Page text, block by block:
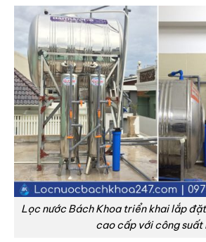
Lọc nước Bách Khoa triển khai lắp
cao cấp với công suất